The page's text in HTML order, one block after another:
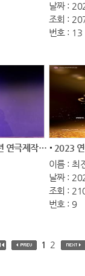
날짜 :
조회 :
번호 : 13
2023 연극영화과 2학년 연극제작발표
이름 : 최
날짜 :
조회 :
번호 : 9
1 2